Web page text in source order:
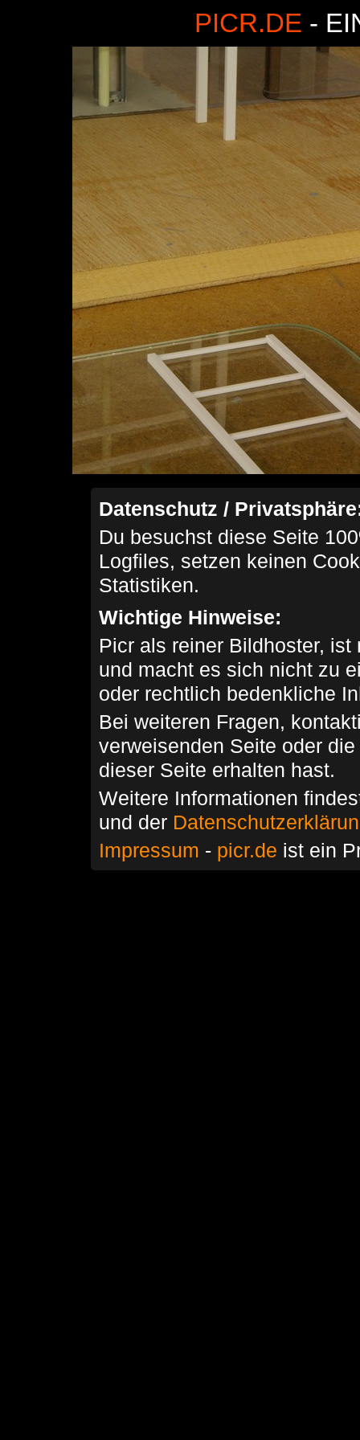
PICR.DE -
Datenschutz /
Du besuchst diese Seite
Logfiles, setzen keinen
Statistiken.
Wichtige Hinweise:
Picr als reiner Bildhoster,
und macht es sich nicht zu
oder rechtlich bedenkliche
Bei weiteren Fragen,
verweisenden Seite oder
dieser Seite erhalten hast.
Weitere Informationen
und der
Impressum - picr.de ist ein